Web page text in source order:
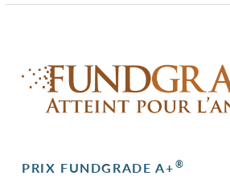
PRIX FUNDGRADE A+®